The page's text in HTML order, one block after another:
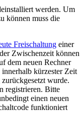
werden. Um
können muss die
Freischaltung einer
Zwischenzeit können
dem neuen Rechner
kürzester Zeit
wurde.
registrieren. Bitte
einen neuen
funktioniert